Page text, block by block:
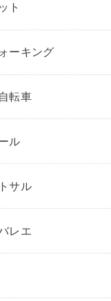
ト
ーキング
転車
ル
サル
レエ